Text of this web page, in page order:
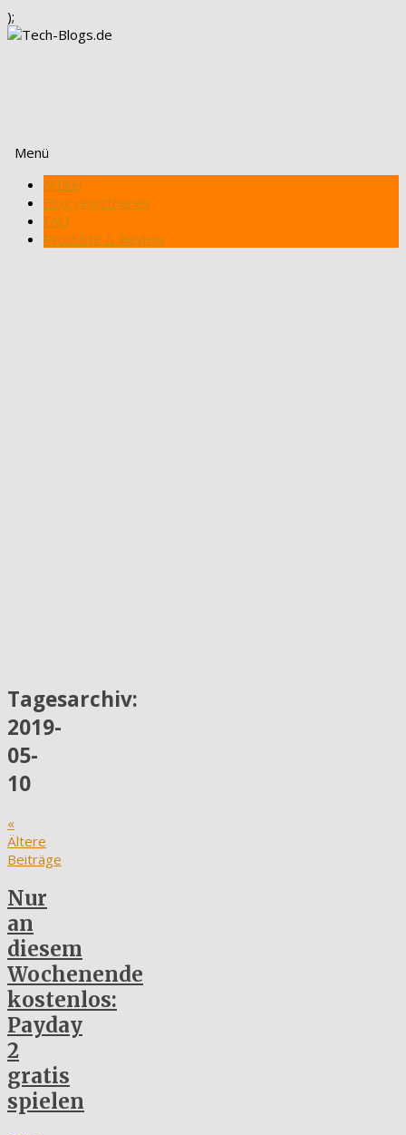
);
Menü
Zum
Inhalt
springen
Artikel
Blog registrieren
FAQ
Produkte & Review
Tagesarchiv:
2019-
05-
10
«
Ältere
Beiträge
Nur
an
diesem
Wochenende
kostenlos:
Payday
2
gratis
spielen